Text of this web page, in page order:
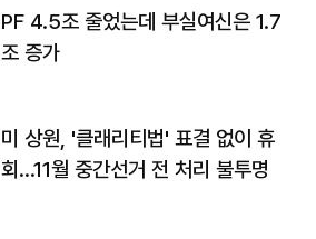
PF 4.5조 줄었는데 부실여신은 1.7
조 증가
미 상원, '클래리티법' 표결 없이 휴
회…11월 중간선거 전 처리 불투명